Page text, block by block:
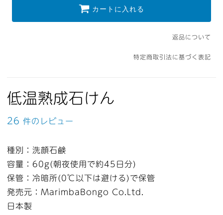
カートに入れる
返品について
特定商取引法に基づく表記
低温熟成石けん
26 件のレビュー
種別：洗顔石鹸
容量：60g(朝夜使用で約45日分)
保管：冷暗所(0℃以下は避ける)で保管
発売元：ＭarimbaBongo Co.Ltd.
日本製